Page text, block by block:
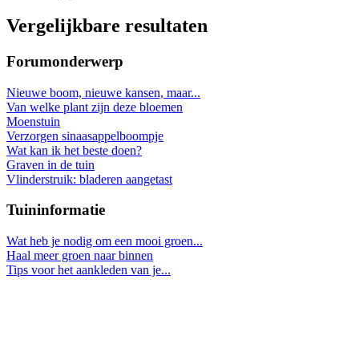
Vergelijkbare resultaten
Forumonderwerp
Nieuwe boom, nieuwe kansen, maar...
Van welke plant zijn deze bloemen
Moenstuin
Verzorgen sinaasappelboompje
Wat kan ik het beste doen?
Graven in de tuin
Vlinderstruik: bladeren aangetast
Tuininformatie
Wat heb je nodig om een mooi groen...
Haal meer groen naar binnen
Tips voor het aankleden van je...